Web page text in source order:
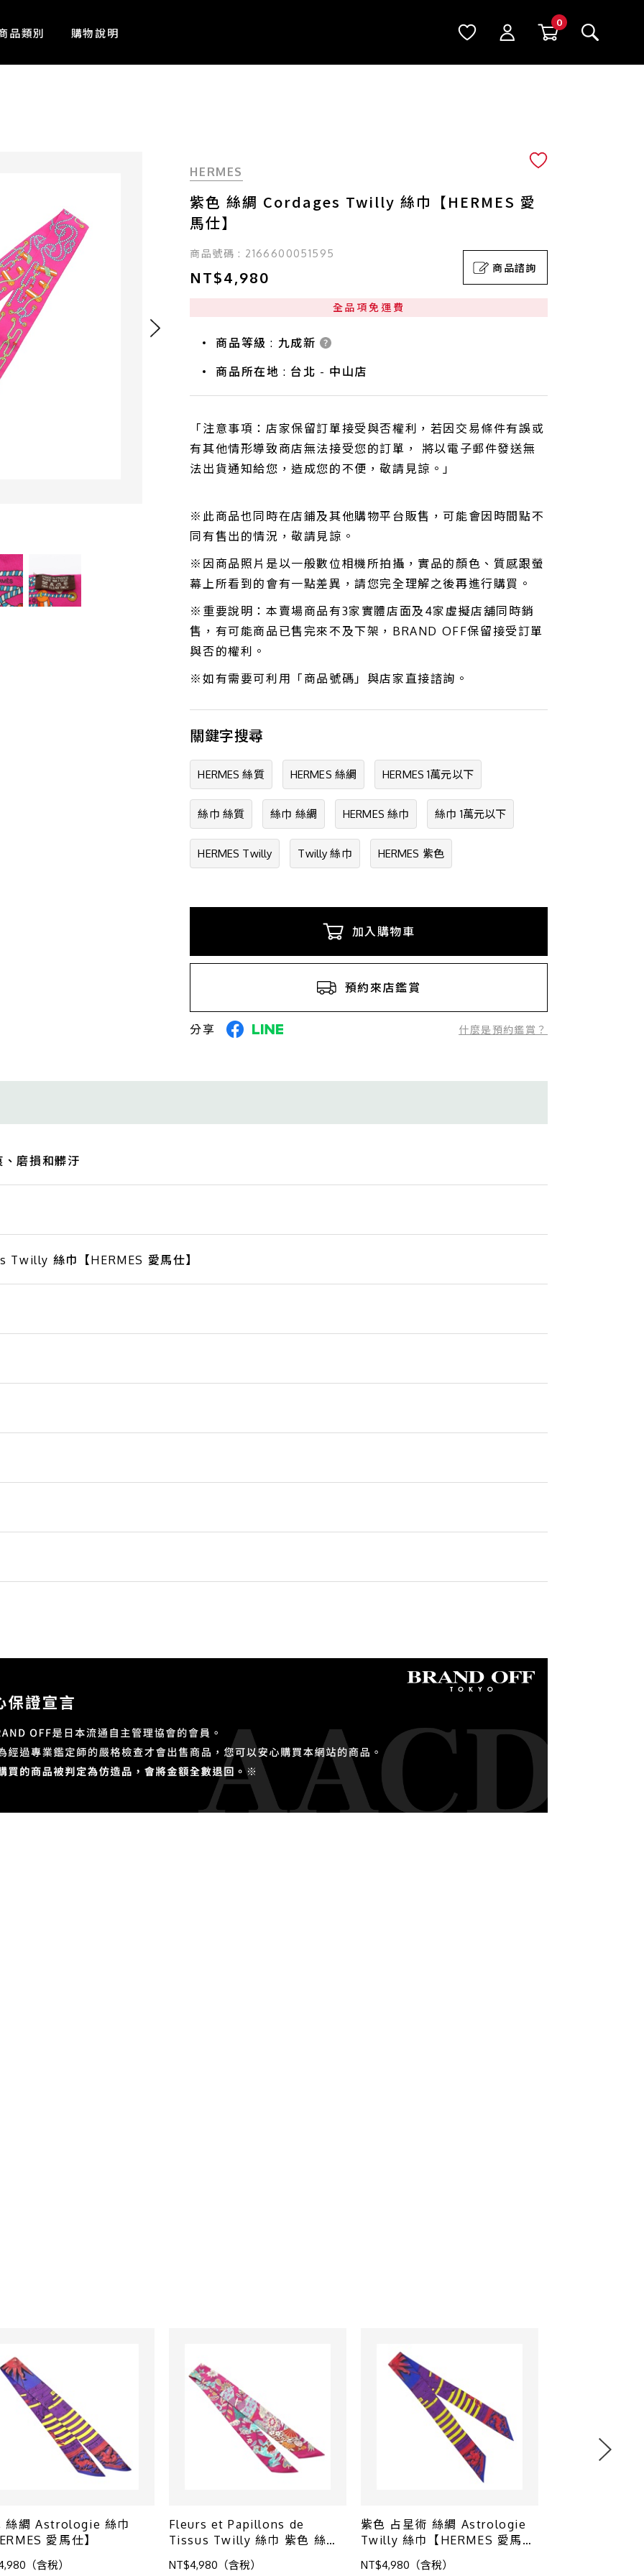
品類別 購物說明
HERMES
紫色 絲綢 Cordages Twilly 絲巾【HERMES 愛
馬仕】
商品號碼 : 2166600051595
NT$4,980
商品諮詢
全品項免運費
商品等級 : 九成新
商品所在地 : 台北 - 中山店
「注意事項：店家保留訂單接受與否權利，若因交易條件有誤或
有其他情形導致商店無法接受您的訂單， 將以電子郵件發送無
法出貨通知給您，造成您的不便，敬請見諒。」
※此商品也同時在店鋪及其他購物平台販售，可能會因時間點不
同有售出的情況，敬請見諒。
※因商品照片是以一般數位相機所拍攝，實品的顏色、質感跟螢
幕上所看到的會有一點差異，請您完全理解之後再進行購買。
※重要說明：本賣場商品有3家實體店面及4家虛擬店舖同時銷
售，有可能商品已售完來不及下架，BRAND OFF保留接受訂單
與否的權利。
※如有需要可利用「商品號碼」與店家直接諮詢。
關鍵字搜尋
HERMES 絲質 HERMES 絲綢 HERMES 1萬元以下
絲巾 絲質 絲巾 絲綢 HERMES 絲巾 絲巾 1萬元以下
HERMES Twilly Twilly 絲巾 HERMES 紫色
加入購物車
預約來店鑑賞
分享 什麼是預約鑑賞？
磨損和髒汙
Twilly 絲巾【HERMES 愛馬仕】
絲綢 Astrologie 絲巾
愛馬仕】
（含稅）
Fleurs et Papillons de
Tissus Twilly 絲巾 紫色 絲綢
NT$4,980（含稅）
紫色 占星術 絲綢 Astrologie
Twilly 絲巾【HERMES 愛馬
NT$4,980（含稅）